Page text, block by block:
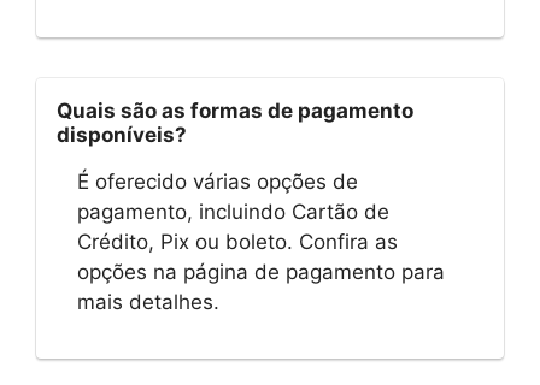
Quais são as formas de pagamento
disponíveis?
É oferecido várias opções de
pagamento, incluindo Cartão de
Crédito, Pix ou boleto. Confira as
opções na página de pagamento para
mais detalhes.